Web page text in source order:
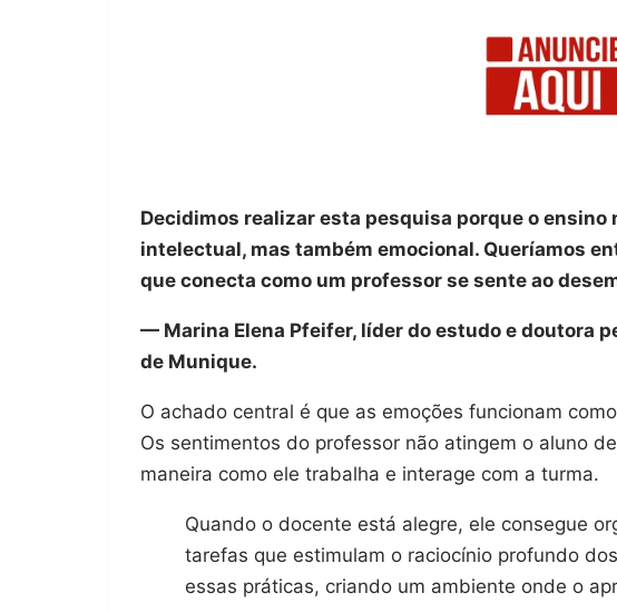
Decidimos realizar esta pesquisa porque o ensino
intelectual, mas também emocional. Queríamos
que conecta como um professor se sente ao
— Marina Elena Pfeifer, líder do estudo e doutora
de Munique.
O achado central é que as emoções funcionam
Os sentimentos do professor não atingem o aluno
maneira como ele trabalha e interage com a turma.
Quando o docente está alegre, ele consegue
tarefas que estimulam o raciocínio profundo
essas práticas, criando um ambiente onde o